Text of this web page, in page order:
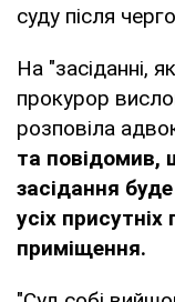
суду після
На "засіданні,
прокурор
розповіла
та повідомив,
засідання
усіх
приміщення.